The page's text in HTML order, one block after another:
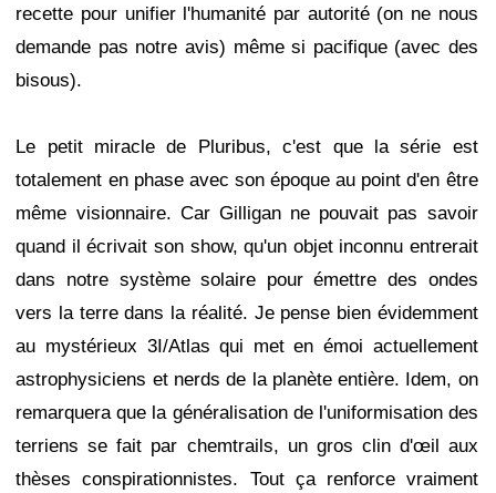
recette pour unifier l'humanité par autorité (on ne nous
demande pas notre avis) même si pacifique (avec des
bisous).
Le petit miracle de Pluribus, c'est que la série est
totalement en phase avec son époque au point d'en être
même visionnaire. Car Gilligan ne pouvait pas savoir
quand il écrivait son show, qu'un objet inconnu entrerait
dans notre système solaire pour émettre des ondes
vers la terre dans la réalité. Je pense bien évidemment
au mystérieux 3I/Atlas qui met en émoi actuellement
astrophysiciens et nerds de la planète entière. Idem, on
remarquera que la généralisation de l'uniformisation des
terriens se fait par chemtrails, un gros clin d'œil aux
thèses conspirationnistes. Tout ça renforce vraiment